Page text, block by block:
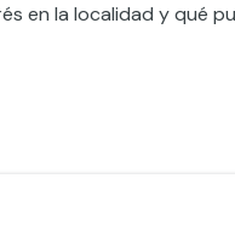
en la localidad y qué